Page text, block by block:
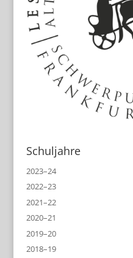
Schuljahre
2023–24
2022–23
2021–22
2020–21
2019–20
2018–19